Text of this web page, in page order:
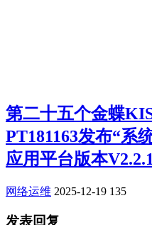
第二十五个金蝶
PT181163发布“系
应用平台版本
网络运维 2025-12-19 135
发表回复